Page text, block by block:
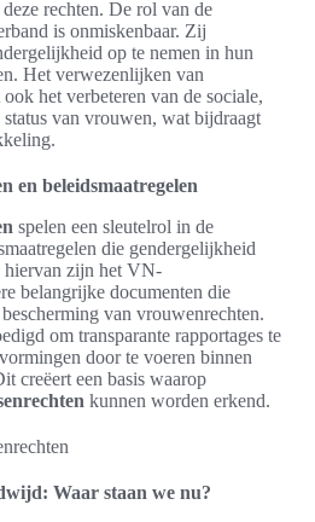
rechten. De rol van de
is onmiskenbaar. Zij
op te nemen in hun
Het verwezenlijken van
het verbeteren van de sociale,
van vrouwen, wat bijdraagt
en beleidsmaatregelen
spelen een sleutelrol in de
die gendergelijkheid
hiervan zijn het VN-
belangrijke documenten die
van vrouwenrechten.
om transparante rapportages te
door te voeren binnen
creëert een basis waarop
kunnen worden erkend.
Waar staan we nu?